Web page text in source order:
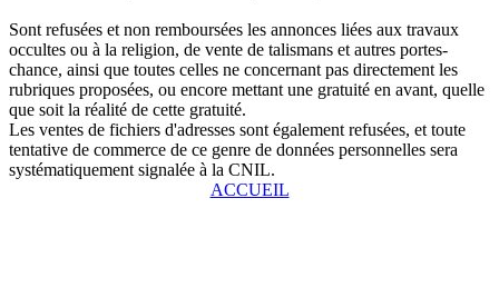
Sont refusées et non remboursées les annonces liées aux travaux
occultes ou à la religion, de vente de talismans et autres portes-
chance, ainsi que toutes celles ne concernant pas directement les
rubriques proposées, ou encore mettant une gratuité en avant, quelle
que soit la réalité de cette gratuité.
Les ventes de fichiers d'adresses sont également refusées, et toute
tentative de commerce de ce genre de données personnelles sera
systématiquement signalée à la CNIL.
ACCUEIL